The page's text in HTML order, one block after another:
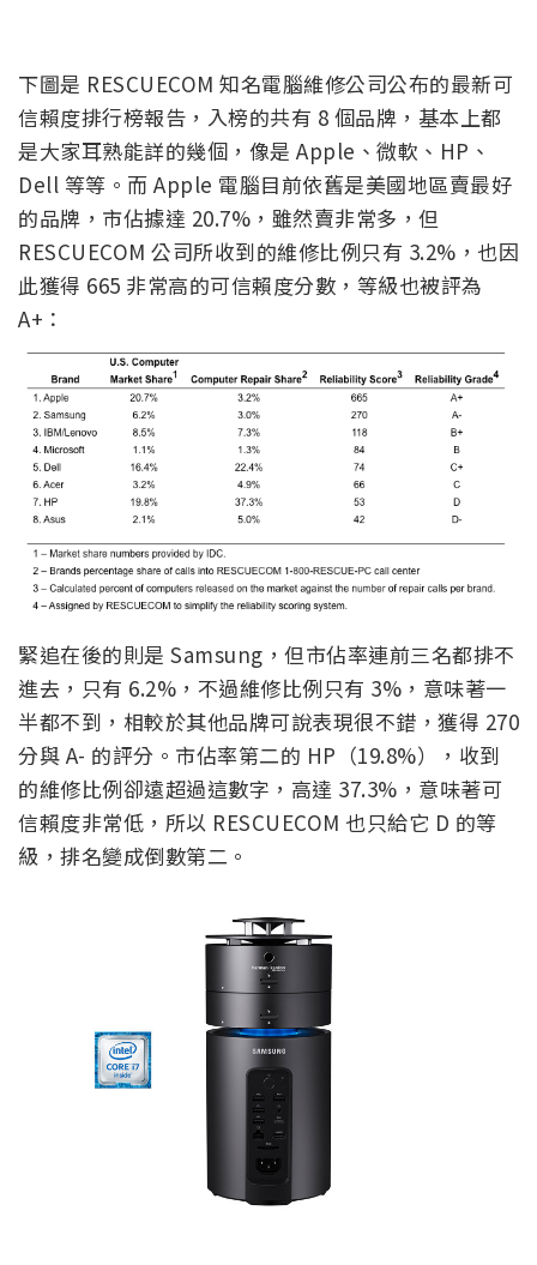
下圖是 RESCUECOM 知名電腦維修公司公布的最新可
信賴度排行榜報告，入榜的共有 8 個品牌，基本上都
是大家耳熟能詳的幾個，像是 Apple、微軟、HP、
Dell 等等。而 Apple 電腦目前依舊是美國地區賣最好
的品牌，市佔據達 20.7%，雖然賣非常多，但
RESCUECOM 公司所收到的維修比例只有 3.2%，也因
此獲得 665 非常高的可信賴度分數，等級也被評為
A+：
緊追在後的則是 Samsung，但市佔率連前三名都排不
進去，只有 6.2%，不過維修比例只有 3%，意味著一
半都不到，相較於其他品牌可說表現很不錯，獲得 270
分與 A- 的評分。市佔率第二的 HP（19.8%），收到
的維修比例卻遠超過這數字，高達 37.3%，意味著可
信賴度非常低，所以 RESCUECOM 也只給它 D 的等
級，排名變成倒數第二。